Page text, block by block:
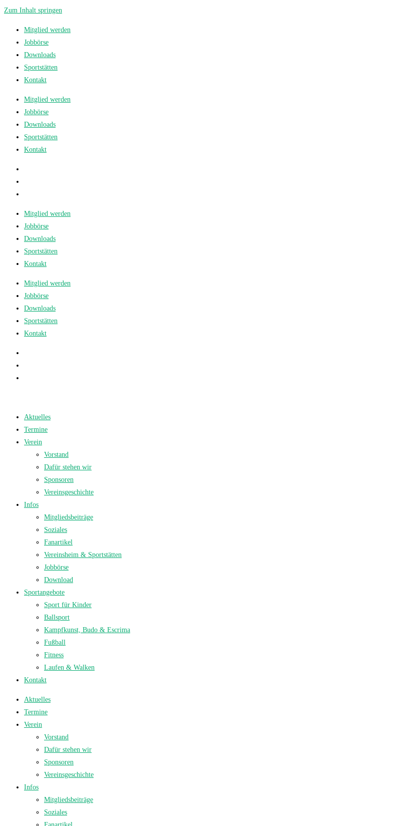
Zum Inhalt springen
Mitglied werden
Jobbörse
Downloads
Sportstätten
Kontakt
Mitglied werden
Jobbörse
Downloads
Sportstätten
Kontakt
Mitglied werden
Jobbörse
Downloads
Sportstätten
Kontakt
Mitglied werden
Jobbörse
Downloads
Sportstätten
Kontakt
Aktuelles
Termine
Verein
Vorstand
Dafür stehen wir
Sponsoren
Vereinsgeschichte
Infos
Mitgliedsbeiträge
Soziales
Fanartikel
Vereinsheim & Sportstätten
Jobbörse
Download
Sportangebote
Sport für Kinder
Ballsport
Kampfkunst, Budo & Escrima
Fußball
Fitness
Laufen & Walken
Kontakt
Aktuelles
Termine
Verein
Vorstand
Dafür stehen wir
Sponsoren
Vereinsgeschichte
Infos
Mitgliedsbeiträge
Soziales